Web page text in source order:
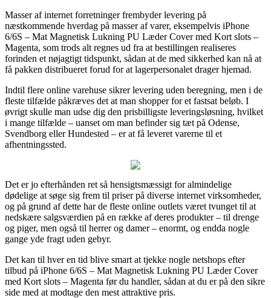
Masser af internet forretninger frembyder levering på
næstkommende hverdag på masser af varer, eksempelvis iPhone
6/6S – Mat Magnetisk Lukning PU Læder Cover med Kort slots –
Magenta, som trods alt regnes ud fra at bestillingen realiseres
forinden et nøjagtigt tidspunkt, sådan at de med sikkerhed kan nå at
få pakken distribueret forud for at lagerpersonalet drager hjemad.
Indtil flere online varehuse sikrer levering uden beregning, men i de
fleste tilfælde påkræves det at man shopper for et fastsat beløb. I
øvrigt skulle man udse dig den prisbilligste leveringsløsning, hvilket
i mange tilfælde – uanset om man befinder sig tæt på Odense,
Svendborg eller Hundested – er at få leveret varerne til et
afhentningssted.
Det er jo efterhånden ret så hensigtsmæssigt for almindelige
dødelige at søge sig frem til priser på diverse internet virksomheder,
og på grund af dette har de fleste online outlets været tvunget til at
nedskære salgsværdien på en række af deres produkter – til drenge
og piger, men også til herrer og damer – enormt, og endda nogle
gange yde fragt uden gebyr.
Det kan til hver en tid blive smart at tjekke nogle netshops efter
tilbud på iPhone 6/6S – Mat Magnetisk Lukning PU Læder Cover
med Kort slots – Magenta før du handler, sådan at du er på den sikre
side med at modtage den mest attraktive pris.